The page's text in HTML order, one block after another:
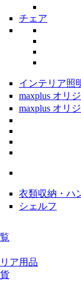
チェア
インテリア照
maxplus オリ
maxplus オリ
衣類収納・ハ
シェルフ
ア用品